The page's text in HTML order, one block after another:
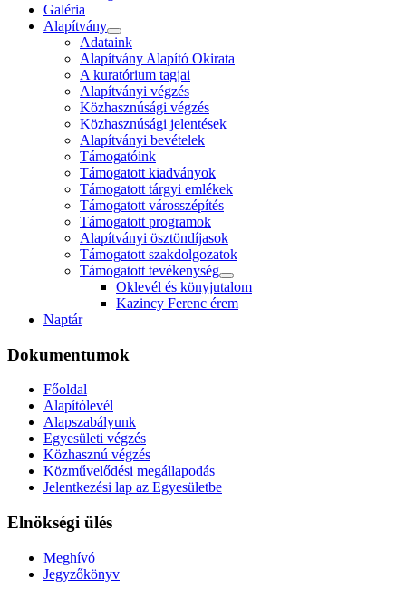
Galéria
Alapítvány
Adataink
Alapítvány Alapító Okirata
A kuratórium tagjai
Alapítványi végzés
Közhasznúsági végzés
Közhasznúsági jelentések
Alapítványi bevételek
Támogatóink
Támogatott kiadványok
Támogatott tárgyi emlékek
Támogatott városszépítés
Támogatott programok
Alapítványi ösztöndíjasok
Támogatott szakdolgozatok
Támogatott tevékenység
Oklevél és könyjutalom
Kazincy Ferenc érem
Naptár
Dokumentumok
Főoldal
Alapítólevél
Alapszabályunk
Egyesületi végzés
Közhasznú végzés
Közművelődési megállapodás
Jelentkezési lap az Egyesületbe
Elnökségi ülés
Meghívó
Jegyzőkönyv